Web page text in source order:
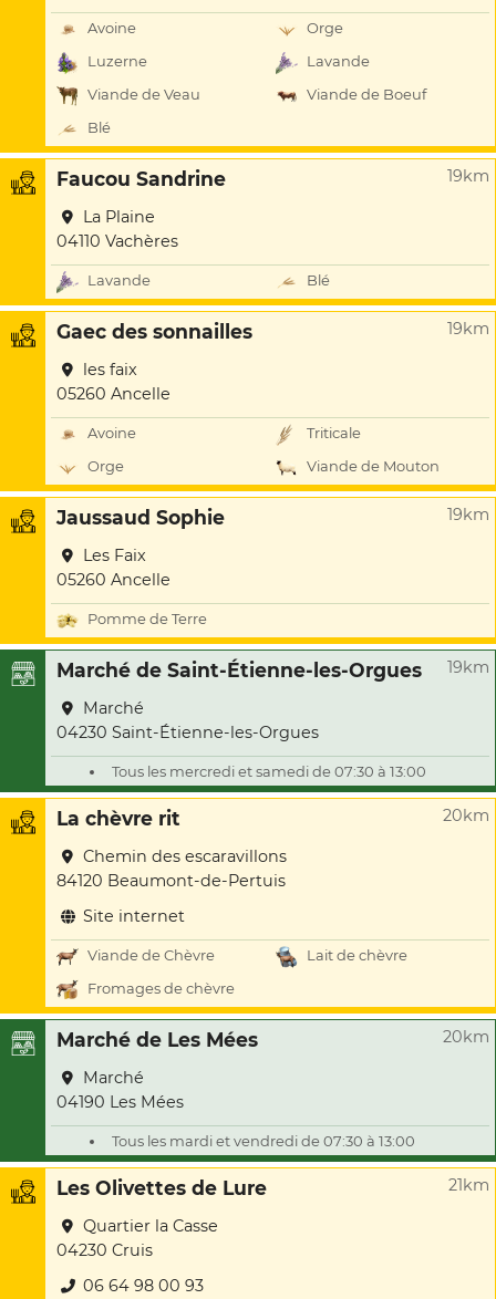
Avoine
Orge
Luzerne
Lavande
Viande de Veau
Viande de Boeuf
Blé
Faucou Sandrine 19km
La Plaine
04110 Vachères
Lavande Blé
Gaec des sonnailles 19km
les faix
05260 Ancelle
Avoine
Triticale
Orge
Viande de Mouton
Jaussaud Sophie 19km
Les Faix
05260 Ancelle
Pomme de Terre
Marché de Saint-Étienne-les-Orgues 19km
Marché
04230 Saint-Étienne-les-Orgues
Tous les mercredi et samedi de 07:30 à 13:00
La chèvre rit 20km
Chemin des escaravillons
84120 Beaumont-de-Pertuis
Site internet
Viande de Chèvre
Lait de chèvre
Fromages de chèvre
Marché de Les Mées 20km
Marché
04190 Les Mées
Tous les mardi et vendredi de 07:30 à 13:00
Les Olivettes de Lure 21km
Quartier la Casse
04230 Cruis
06 64 98 00 93